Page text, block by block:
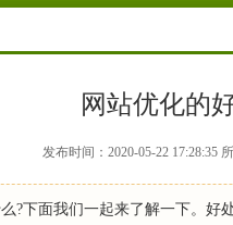
网站优化的
发布时间：2020-05-22 17:28:35
?下面我们一起来了解一下。好